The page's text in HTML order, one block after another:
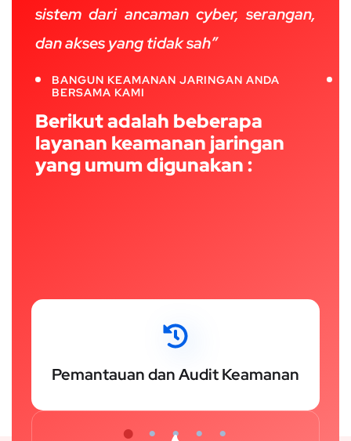
sistem dari ancaman cyber, serangan,
dan akses yang tidak sah”
BANGUN KEAMANAN JARINGAN ANDA
BERSAMA KAMI
Berikut adalah beberapa
layanan keamanan jaringan
yang umum digunakan :
Pemantauan dan Audit Keamanan